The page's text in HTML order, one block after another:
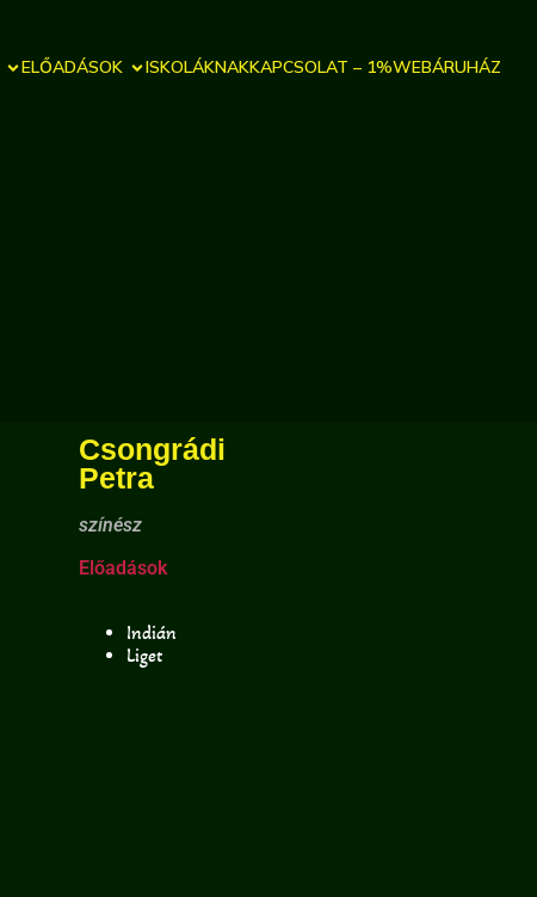
ELŐADÁSOK ISKOLÁKNAKKAPCSOLAT – 1%WEBÁRUHÁZ
Csongrádi
Petra
színész
Előadások
Indián
Liget